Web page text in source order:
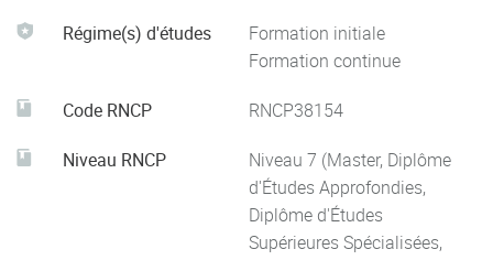
Régime(s) d'études
Formation initiale
Formation continue
Code RNCP RNCP38154
Niveau RNCP
Niveau 7 (Master, Diplôme
d'Études Approfondies,
Diplôme d'Études
Supérieures Spécialisées,